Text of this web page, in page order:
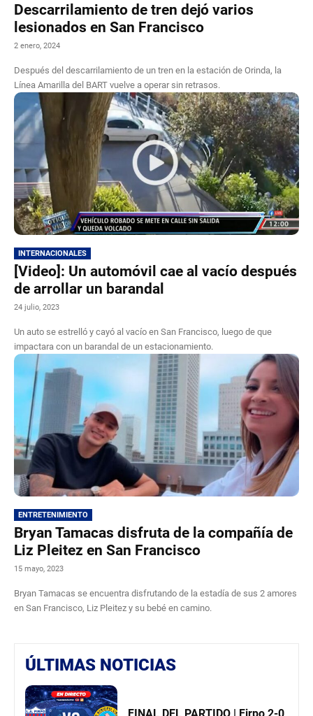
Descarrilamiento de tren dejó varios
lesionados en San Francisco
2 enero, 2024
Después del descarrilamiento de un tren en la estación de Orinda, la
Línea Amarilla del BART vuelve a operar sin retrasos.
INTERNACIONALES
[Video]: Un automóvil cae al vacío después
de arrollar un barandal
24 julio, 2023
Un auto se estrelló y cayó al vacío en San Francisco, luego de que
impactara con un barandal de un estacionamiento.
ENTRETENIMIENTO
Bryan Tamacas disfruta de la compañía de
Liz Pleitez en San Francisco
15 mayo, 2023
Bryan Tamacas se encuentra disfrutando de la estadía de sus 2 amores
en San Francisco, Liz Pleitez y su bebé en camino.
ÚLTIMAS NOTICIAS